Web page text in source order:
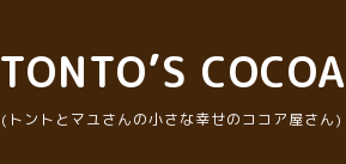
TONTO’S COCOA
(トントとマユさんの小さな幸せのココア屋さん)